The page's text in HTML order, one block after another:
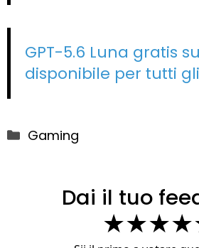
GPT-5.6 Luna gratis
disponibile per tutti
Categorie
Gaming
Dai il tuo
★★★★